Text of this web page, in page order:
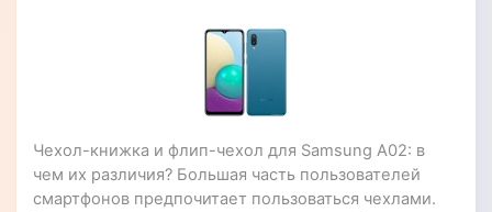
Чехол-книжка и флип-чехол для Samsung A02: в
чем их различия? Большая часть пользователей
смартфонов предпочитает пользоваться чехлами.